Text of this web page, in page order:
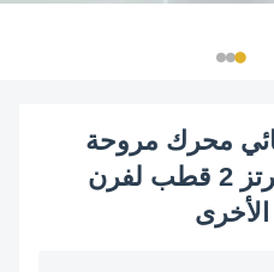
محرك مروحة
القطب المظلل 60 هرتز 2 قطب لفرن